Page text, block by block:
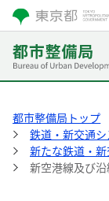
都市整備局トップ
鉄道・新交通
新たな鉄道・
新空港線及び